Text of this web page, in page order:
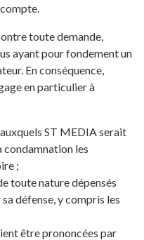
toute demande,
ayant pour fondement un
En conséquence,
en particulier à
ST MEDIA serait
condamnation les
;
toute nature dépensés
défense, y compris les
être prononcées par